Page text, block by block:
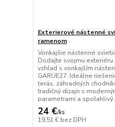
Exterierové nástenné
ramenom
Vonkajšie nástenné
Dodajte svojmu
vzhľad s vonkajším
GARUE27. Ideálne
terás, záhradných
tradičný dizajn s
parametrami a
24 €/ks
19,51 € bez DPH